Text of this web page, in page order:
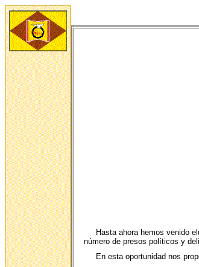
Hasta ahora hemos venido
número de presos políticos y
En esta oportunidad nos